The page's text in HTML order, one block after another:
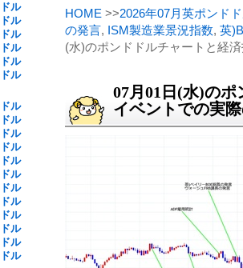
ル
ル
ル
ル
ル
ル
ル
ル
ル
ル
ル
ル
ル
ル
ル
ル
ル
ル
HOME >>2026年07月英ポンド
の発言, ISM製造業景況指数, 英
(水)のポンドドルチャートと経
07月01日(水)の
イベントでの実